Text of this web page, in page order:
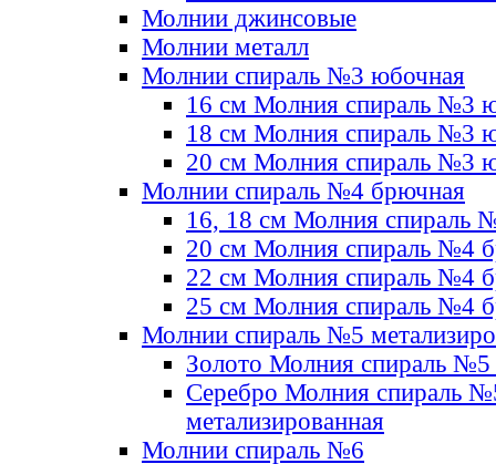
Молнии джинсовые
Молнии металл
Молнии спираль №3 юбочная
16 см Молния спираль №3
18 см Молния спираль №3
20 см Молния спираль №3
Молнии спираль №4 брючная
16, 18 см Молния спираль
20 см Молния спираль №4
22 см Молния спираль №4
25 см Молния спираль №4
Молнии спираль №5
Золото Молния спираль №5
Серебро Молния спираль
метализированная
Молнии спираль №6